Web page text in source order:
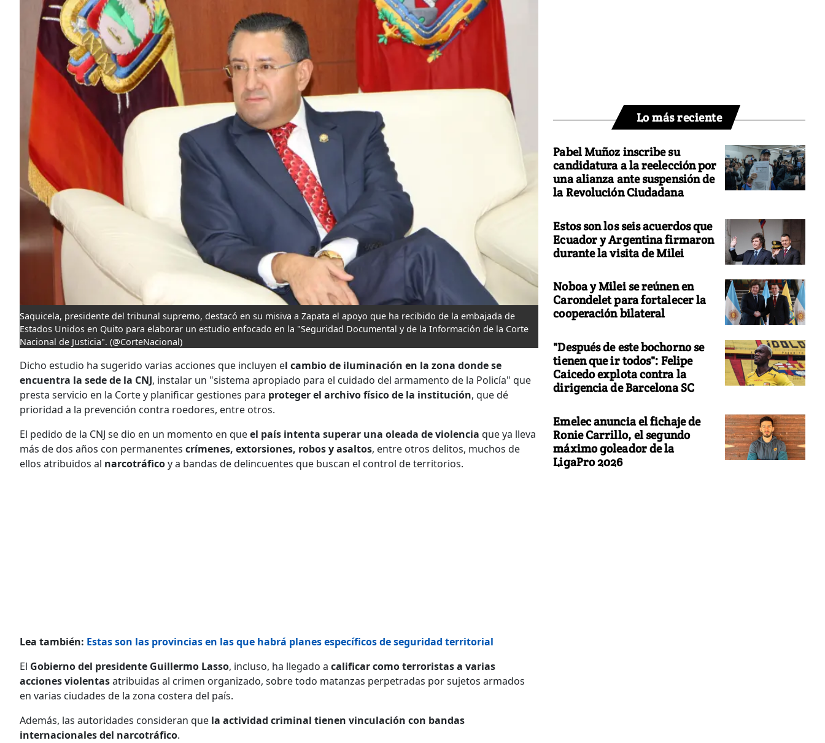
Saquicela, presidente del tribunal supremo, destacó en su misiva a Zapata el apoyo que ha recibido de la embajada de
Estados Unidos en Quito para elaborar un estudio enfocado en la "Seguridad Documental y de la Información de la Corte
Nacional de Justicia". (@CorteNacional)
Dicho estudio ha sugerido varias acciones que incluyen el cambio de iluminación en la zona donde se
encuentra la sede de la CNJ, instalar un "sistema apropiado para el cuidado del armamento de la Policía" que
presta servicio en la Corte y planificar gestiones para proteger el archivo físico de la institución, que dé
prioridad a la prevención contra roedores, entre otros.
El pedido de la CNJ se dio en un momento en queel país intenta superar una oleada de violencia que ya lleva
más de dos años con permanentes crímenes, extorsiones, robos y asaltos, entre otros delitos, muchos de
ellos atribuidos al narcotráficoy a bandas de delincuentes que buscan el control de territorios.
Lea también: Estas son las provincias en las que habrá planes específicos de seguridad territorial
El Gobierno del presidente Guillermo Lasso, incluso, ha llegado a calificar como terroristas a varias
acciones violentasatribuidas al crimen organizado, sobre todo matanzas perpetradas por sujetos armados
en varias ciudades de la zona costera del país.
Además, las autoridades consideran que la actividad criminal tienen vinculación con bandas
internacionales del narcotráfico.
Lo más reciente
Pabel Muñoz inscribe su
candidatura a la reelección por
una alianza ante suspensión de
la Revolución Ciudadana
Estos son los seis acuerdos que
Ecuador y Argentina firmaron
durante la visita de Milei
Noboa y Milei se reúnen en
Carondelet para fortalecer la
cooperación bilateral
"Después de este bochorno se
tienen que ir todos": Felipe
Caicedo explota contra la
dirigencia de Barcelona SC
Emelec anuncia el fichaje de
Ronie Carrillo, el segundo
máximo goleador de la
LigaPro 2026